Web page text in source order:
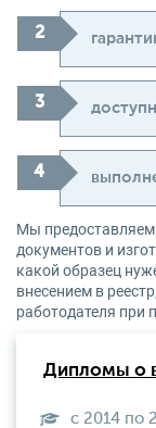
Мы предоставляем
документов и
какой образец
внесением в
работодателя при
Дипломы о
с 2014 по